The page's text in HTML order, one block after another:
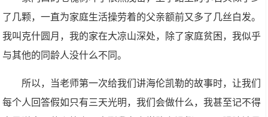
了几颗，一直为家庭生活操劳着的父亲额前又多了几丝白发。
我叫克什圆月，我的家在大凉山深处，除了家庭贫困，我似乎
与其他的同龄人没什么不同。
所以，当老师第一次给我们讲海伦凯勒的故事时，让我们
每个人回答假如只有三天光明，我们会做什么，我甚至记不得